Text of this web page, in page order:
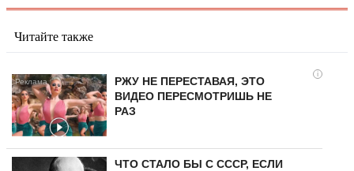
Читайте также
i
РЖУ НЕ ПЕРЕСТАВАЯ, ЭТО
ВИДЕО ПЕРЕСМОТРИШЬ НЕ
РАЗ
ЧТО СТАЛО БЫ С СССР, ЕСЛИ